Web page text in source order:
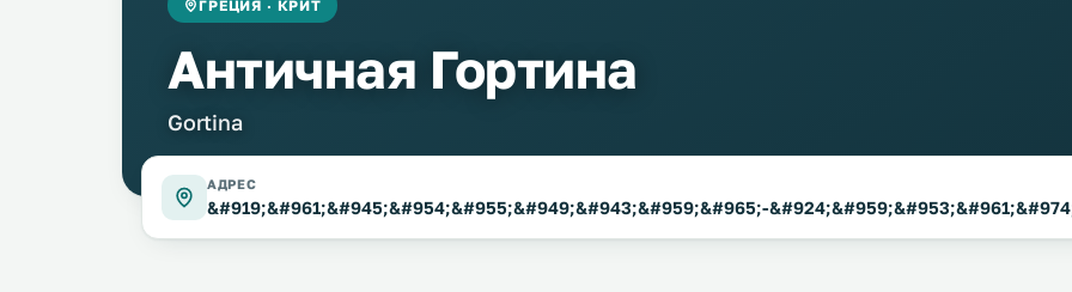
ГРЕЦИЯ · КРИТ
Античная Гортина
Gortina
АДРЕС
&#919;&#961;&#945;&#954;&#955;&#949;&#943;&#959;&#965;-